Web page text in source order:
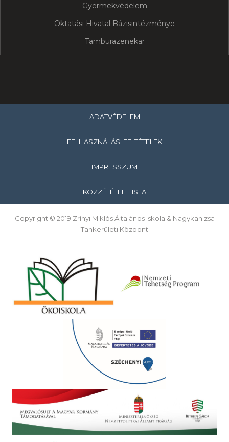
Gyermekvédelem
Oktatási Hivatal Bázisintézménye
Tamburazenekar
ADATVÉDELEM
FELHASZNÁLÁSI FELTÉTELEK
IMPRESSZUM
KÖZZÉTÉTELI LISTA
Copyright © 2019 Zrínyi Miklós Általános Iskola & Nagykanizsa
Tankerületi Központ